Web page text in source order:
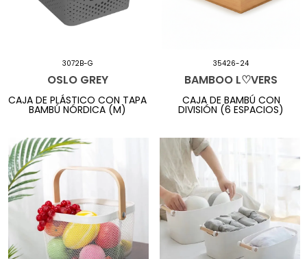
3072B-G
OSLO GREY
CAJA DE PLÁSTICO CON TAPA
BAMBÚ NÓRDICA (M)
35426-24
BAMBOO L♡VERS
CAJA DE BAMBÚ CON
DIVISIÓN (6 ESPACIOS)